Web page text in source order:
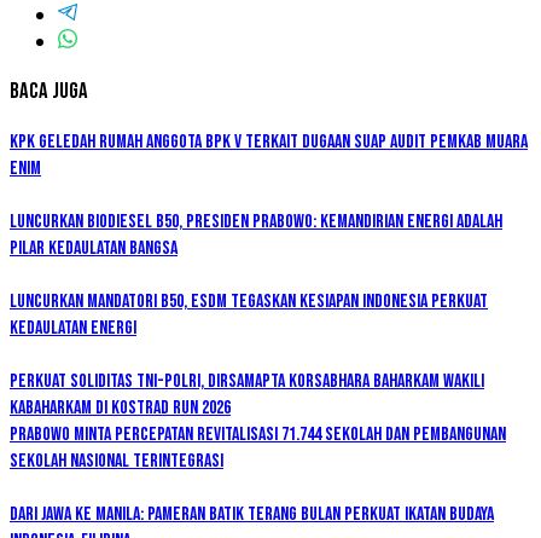
Baca Juga
KPK Geledah Rumah Anggota BPK V Terkait Dugaan Suap Audit Pemkab Muara
Enim
Luncurkan Biodiesel B50, Presiden Prabowo: Kemandirian Energi adalah
Pilar Kedaulatan Bangsa
Luncurkan Mandatori B50, ESDM Tegaskan Kesiapan Indonesia Perkuat
Kedaulatan Energi
Perkuat Soliditas TNI-Polri, Dirsamapta Korsabhara Baharkam Wakili
Kabaharkam di Kostrad Run 2026
Prabowo Minta Percepatan Revitalisasi 71.744 Sekolah dan Pembangunan
Sekolah Nasional Terintegrasi
Dari Jawa ke Manila: Pameran Batik Terang Bulan Perkuat Ikatan Budaya